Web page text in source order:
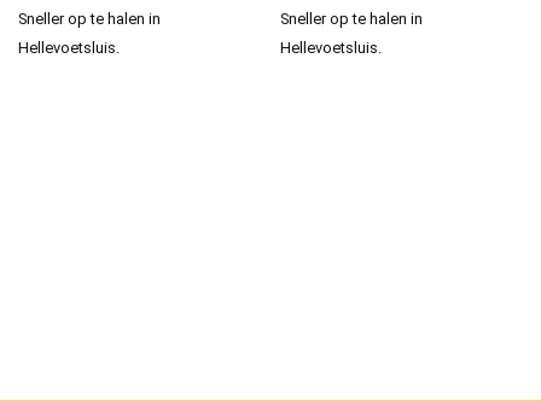
Sneller op te halen in
Hellevoetsluis.
Sneller op te halen in
Hellevoetsluis.